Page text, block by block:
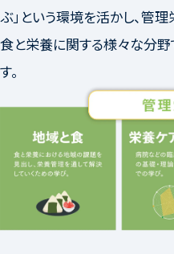
ぶ」という環境を活かし、管
食と栄養に関する様々な分
す。